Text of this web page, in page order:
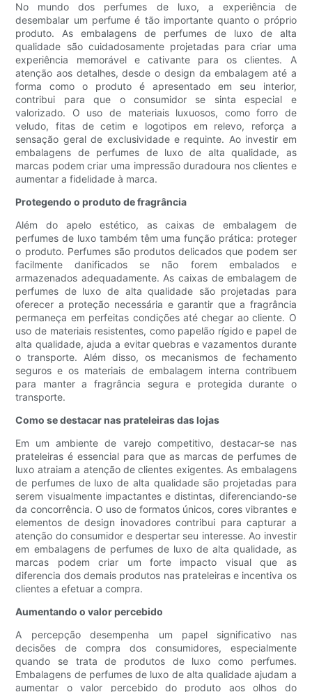
No mundo dos perfumes de luxo, a experiência de
desembalar um perfume é tão importante quanto o próprio
produto. As embalagens de perfumes de luxo de alta
qualidade são cuidadosamente projetadas para criar uma
experiência memorável e cativante para os clientes. A
atenção aos detalhes, desde o design da embalagem até a
forma como o produto é apresentado em seu interior,
contribui para que o consumidor se sinta especial e
valorizado. O uso de materiais luxuosos, como forro de
veludo, fitas de cetim e logotipos em relevo, reforça a
sensação geral de exclusividade e requinte. Ao investir em
embalagens de perfumes de luxo de alta qualidade, as
marcas podem criar uma impressão duradoura nos clientes e
aumentar a fidelidade à marca.
Protegendo o produto de fragrância
Além do apelo estético, as caixas de embalagem de
perfumes de luxo também têm uma função prática: proteger
o produto. Perfumes são produtos delicados que podem ser
facilmente danificados se não forem embalados e
armazenados adequadamente. As caixas de embalagem de
perfumes de luxo de alta qualidade são projetadas para
oferecer a proteção necessária e garantir que a fragrância
permaneça em perfeitas condições até chegar ao cliente. O
uso de materiais resistentes, como papelão rígido e papel de
alta qualidade, ajuda a evitar quebras e vazamentos durante
o transporte. Além disso, os mecanismos de fechamento
seguros e os materiais de embalagem interna contribuem
para manter a fragrância segura e protegida durante o
transporte.
Como se destacar nas prateleiras das lojas
Em um ambiente de varejo competitivo, destacar-se nas
prateleiras é essencial para que as marcas de perfumes de
luxo atraiam a atenção de clientes exigentes. As embalagens
de perfumes de luxo de alta qualidade são projetadas para
serem visualmente impactantes e distintas, diferenciando-se
da concorrência. O uso de formatos únicos, cores vibrantes e
elementos de design inovadores contribui para capturar a
atenção do consumidor e despertar seu interesse. Ao investir
em embalagens de perfumes de luxo de alta qualidade, as
marcas podem criar um forte impacto visual que as
diferencia dos demais produtos nas prateleiras e incentiva os
clientes a efetuar a compra.
Aumentando o valor percebido
A percepção desempenha um papel significativo nas
decisões de compra dos consumidores, especialmente
quando se trata de produtos de luxo como perfumes.
Embalagens de perfumes de luxo de alta qualidade ajudam a
aumentar o valor percebido do produto aos olhos do